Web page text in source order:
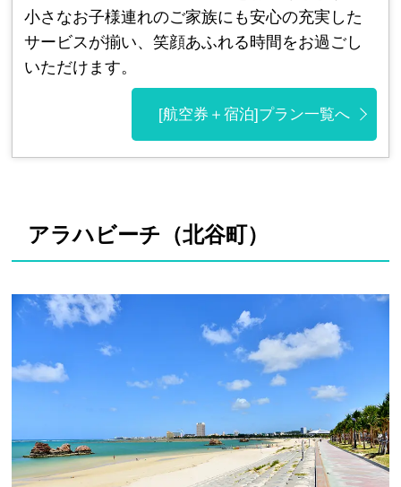
小さなお子様連れのご家族にも安心の充実した
サービスが揃い、笑顔あふれる時間をお過ごし
いただけます。
[航空券＋宿泊]プラン一覧へ
アラハビーチ（北谷町）